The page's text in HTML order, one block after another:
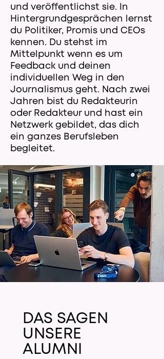
und veröffentlichst sie. In
Hintergrundgesprächen lernst
du Politiker, Promis und CEOs
kennen. Du stehst im
Mittelpunkt wenn es um
Feedback und deinen
individuellen Weg in den
Journalismus geht. Nach zwei
Jahren bist du Redakteurin
oder Redakteur und hast ein
Netzwerk gebildet, das dich
ein ganzes Berufsleben
begleitet.
DAS SAGEN
UNSERE
ALUMNI